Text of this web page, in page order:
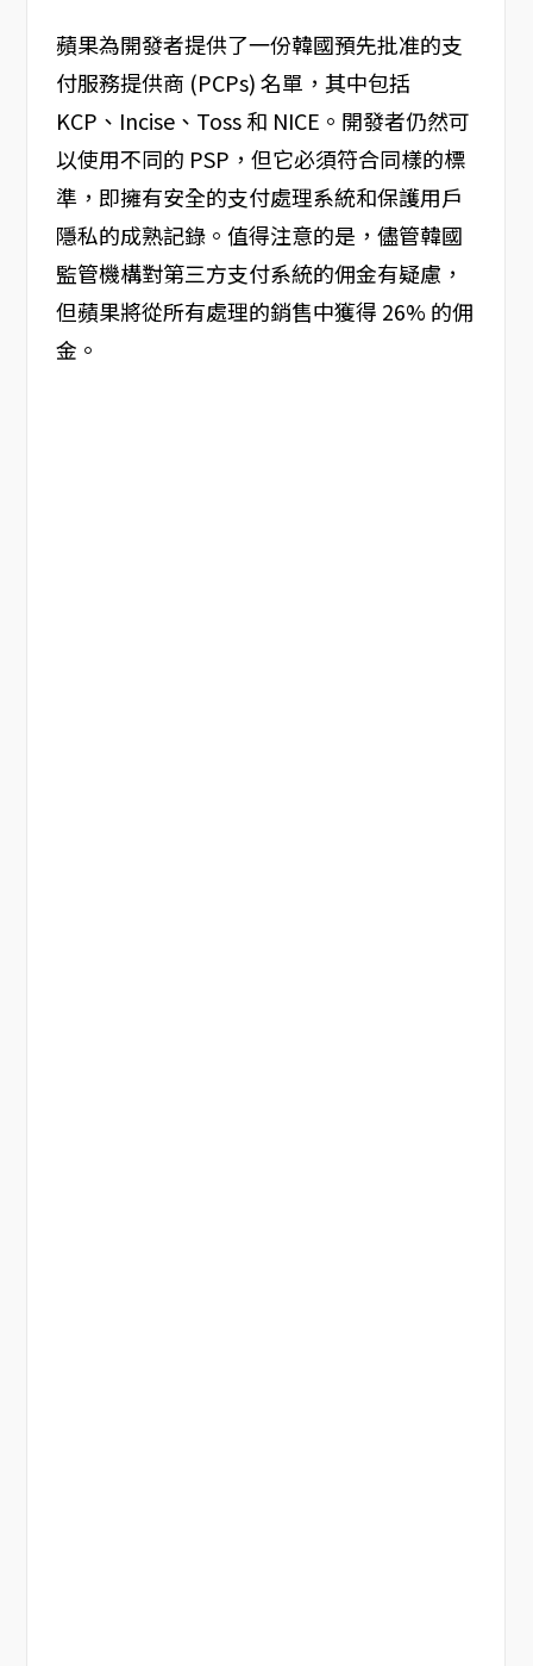
蘋果為開發者提供了一份韓國預先批准的支
付服務提供商 (PCPs) 名單，其中包括
KCP、Incise、Toss 和 NICE。開發者仍然可
以使用不同的 PSP，但它必須符合同樣的標
準，即擁有安全的支付處理系統和保護用戶
隱私的成熟記錄。值得注意的是，儘管韓國
監管機構對第三方支付系統的佣金有疑慮，
但蘋果將從所有處理的銷售中獲得 26% 的佣
金。